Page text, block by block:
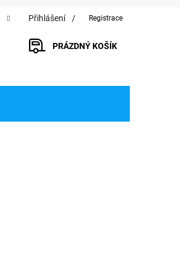
Přihlášení Registrace
PRÁZDNÝ KOŠÍK